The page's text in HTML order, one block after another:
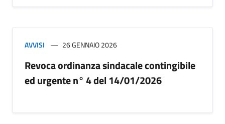
AVVISI 26 GENNAIO 2026
Revoca ordinanza sindacale contingibile
ed urgente n° 4 del 14/01/2026